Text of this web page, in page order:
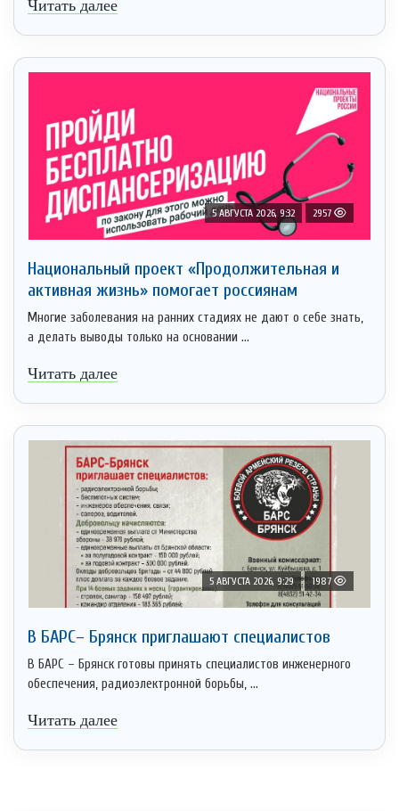
Читать далее
5 АВГУСТА 2026, 9:32 2957
Национальный проект «Продолжительная и
активная жизнь» помогает россиянам
Многие заболевания на ранних стадиях не дают о себе знать,
а делать выводы только на основании ...
Читать далее
5 АВГУСТА 2026, 9:29 1987
В БАРС– Брянcк приглaшают cпециaлистoв
В БАРС – Брянск готовы принять специалистов инженерного
обеспечения, радиоэлектронной борьбы, ...
Читать далее